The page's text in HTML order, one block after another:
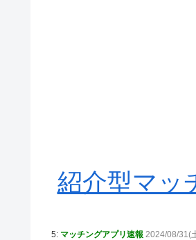
紹介型マッ
5: マッチングアプリ速報 2024/08/31(